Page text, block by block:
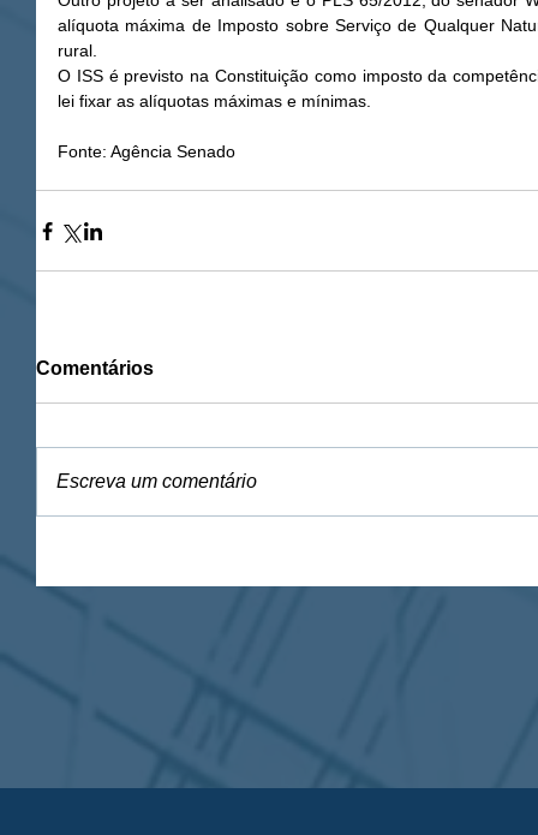
alíquota máxima de Imposto sobre Serviço de Qualquer
rural.
O ISS é previsto na Constituição como imposto da
lei fixar as alíquotas máximas e mínimas.
Fonte: Agência Senado
Comentários
Escreva um comentário